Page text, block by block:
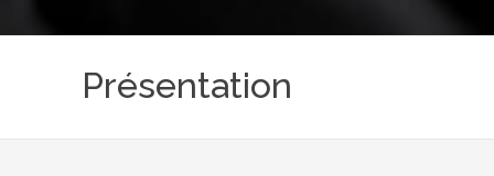
Présentation